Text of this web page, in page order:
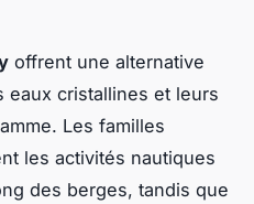
offrent une alternative
eaux cristallines et leurs
Les familles
les activités nautiques
des berges, tandis que